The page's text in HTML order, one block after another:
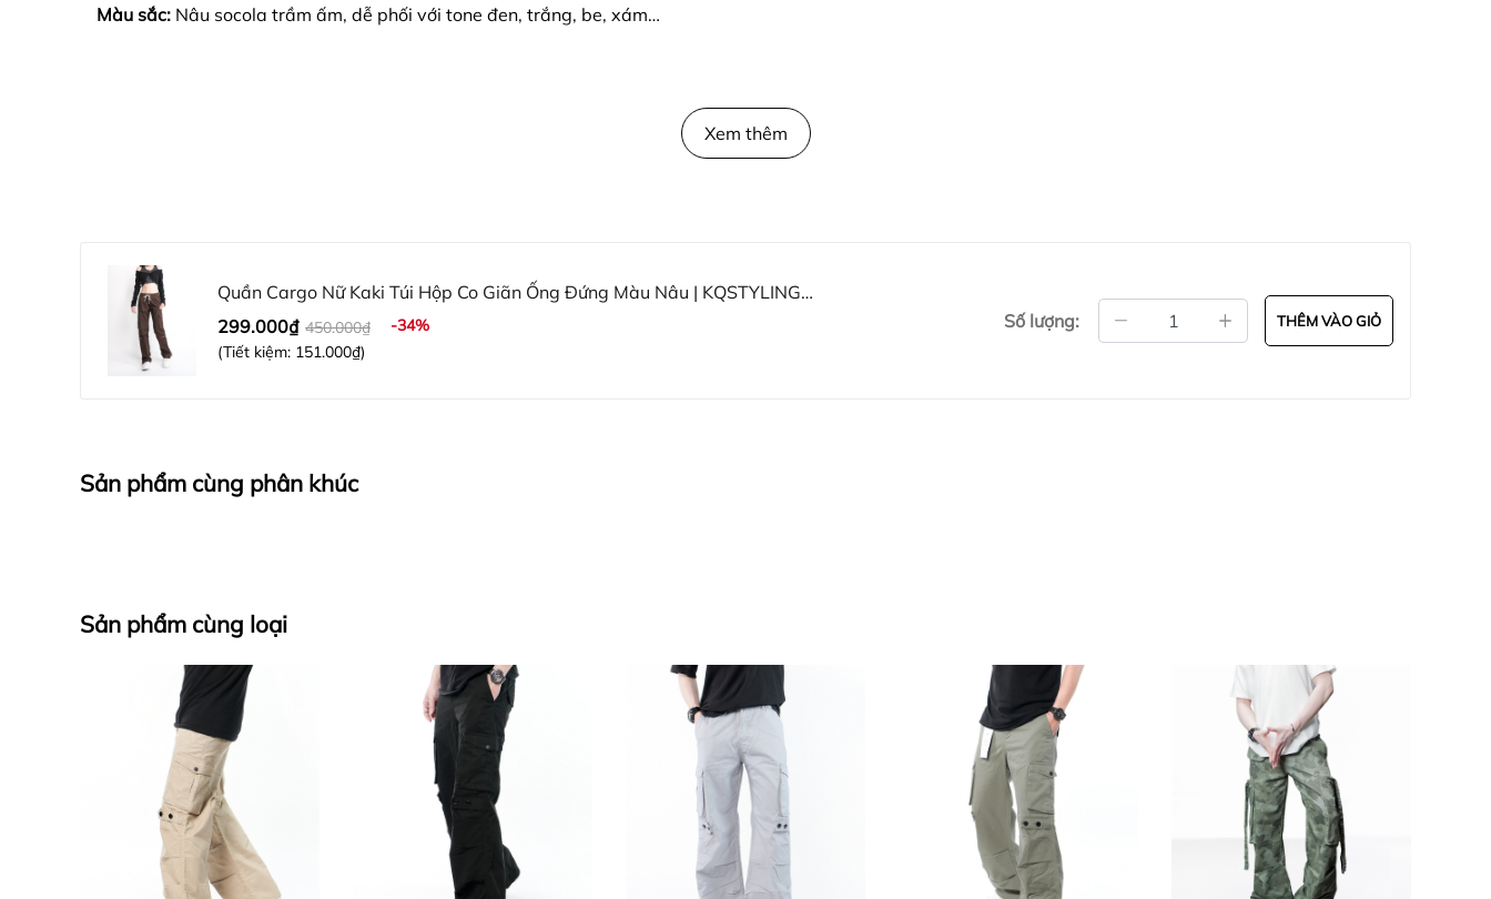
Màu sắc: Nâu socola trầm ấm, dễ phối với tone đen, trắng, be, xám…
Xem thêm
Quần Cargo Nữ Kaki Túi Hộp Co Giãn Ống Đứng Màu Nâu | KQSTYLING
V6
299.000₫ 450.000₫
-34%
(Tiết kiệm: 151.000₫)
Số lượng: THÊM VÀO GIỎ
Sản phẩm cùng phân khúc
Sản phẩm cùng loại